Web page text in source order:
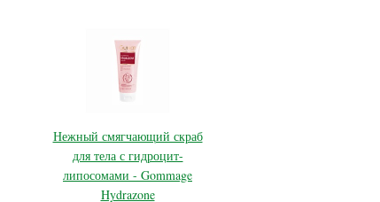
Нежный смягчающий скраб
для тела с гидроцит-
липосомами - Gommage
Hydrazone